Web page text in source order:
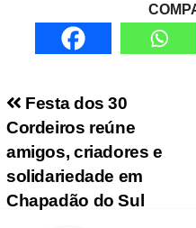
Navegação
Festa dos 30
Cordeiros reúne
amigos, criadores e
solidariedade em
Chapadão do Sul